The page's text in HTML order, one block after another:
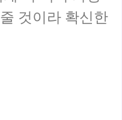
것이라 확신한